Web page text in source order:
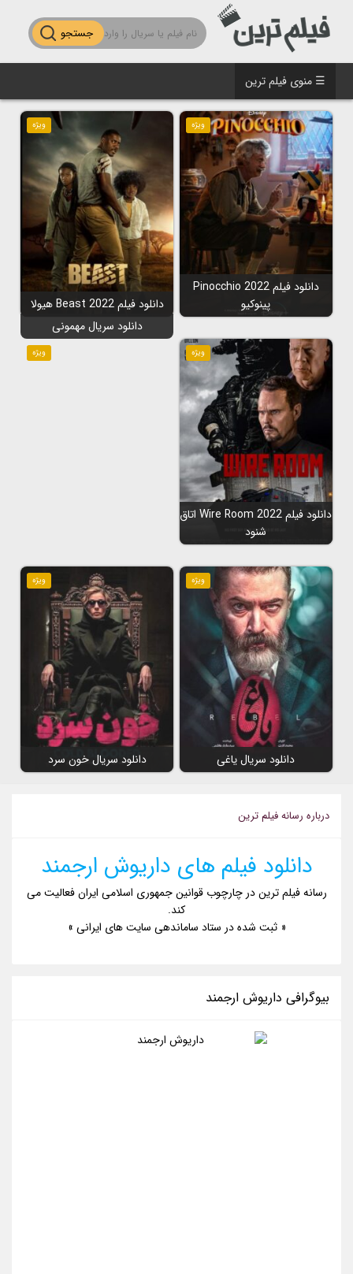
جستجو
☰ منوی فیلم ترین
ویژه
دانلود فیلم Pinocchio 2022
پینوکیو
ویژه
دانلود فیلم Beast 2022 هیولا
ویژه
دانلود فیلم Wire Room 2022 اتاق
شنود
ویژه
دانلود سریال مهمونی
ویژه
دانلود سریال یاغی
ویژه
دانلود سریال خون سرد
درباره رسانه فیلم ترین
دانلود فیلم های داریوش ارجمند
رسانه فیلم ترین در چارچوب قوانین جمهوری اسلامی ایران فعالیت می
کند.
« ثبت شده در ستاد ساماندهی سایت های ایرانی »
بیوگرافی داریوش ارجمند